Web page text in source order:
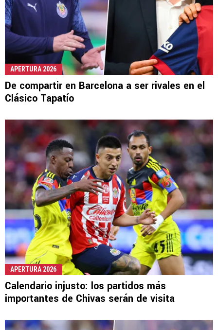
APERTURA 2026
De compartir en Barcelona a ser rivales en el
Clásico Tapatío
APERTURA 2026
Calendario injusto: los partidos más
importantes de Chivas serán de visita